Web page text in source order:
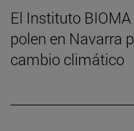
El Instituto
polen en Navarra
cambio climático